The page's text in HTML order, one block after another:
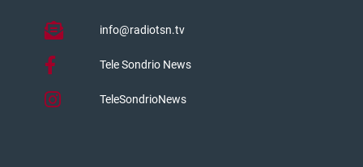
info@radiotsn.tv
Tele Sondrio News
TeleSondrioNews